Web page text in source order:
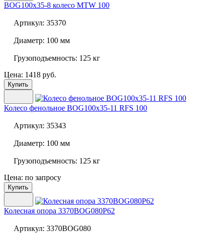
BOG100x35-8 колесо MTW 100
Артикул: 35370
Диаметр: 100 мм
Грузоподъемность: 125 кг
Цена: 1418 руб.
Купить
Колесо фенольное BOG100x35-11 RFS 100
Артикул: 35343
Диаметр: 100 мм
Грузоподъемность: 125 кг
Цена: по запросу
Купить
Колесная опора 3370BOG080P62
Артикул: 3370BOG080